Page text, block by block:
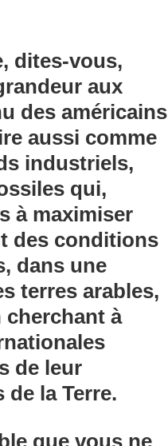
dites-vous,
aux
des américains
aussi comme
industriels,
qui,
à maximiser
des conditions
dans une
terres arables,
cherchant à
de leur
la Terre.
que vous ne